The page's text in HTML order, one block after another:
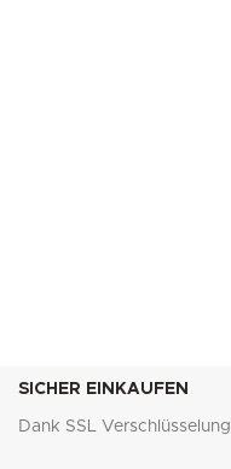
SICHER EINKAUFEN
Dank SSL Verschlüsselung